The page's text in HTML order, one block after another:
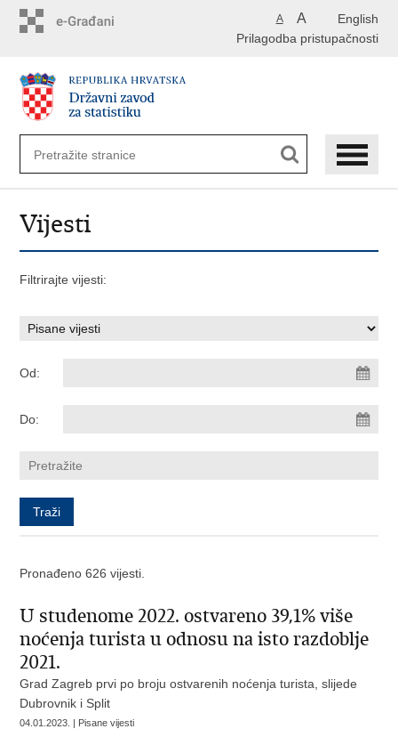
English
A A
Prilagodba pristupačnosti
Vijesti
Filtrirajte vijesti:
Od:
Do:
Pronađeno 626 vijesti.
U studenome 2022. ostvareno 39,1% više
noćenja turista u odnosu na isto razdoblje
2021.
Grad Zagreb prvi po broju ostvarenih noćenja turista, slijede
Dubrovnik i Split
04.01.2023. | Pisane vijesti